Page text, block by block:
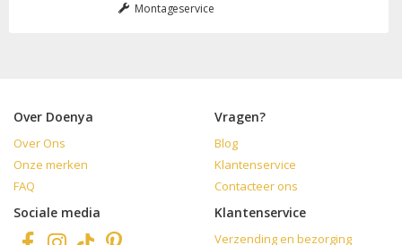
Montageservice
Over Doenya
Over Ons
Onze merken
FAQ
Sociale media
Vragen?
Blog
Klantenservice
Contacteer ons
Klantenservice
Verzending en bezorging